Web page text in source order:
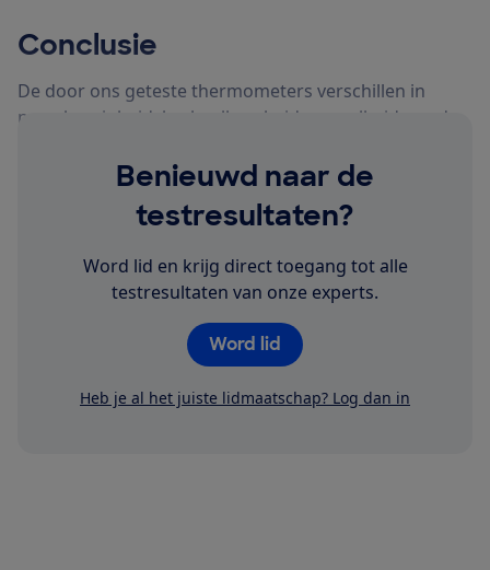
Conclusie
De door ons geteste thermometers verschillen in
nauwkeurigheid, herhaalbaarheid en snelheid van de
Vooral bij de infrarood- of oorthermometers valt op
dat het starten van een meting niet altijd eenvoudig is.
een stootje, maar er zijn ook enkele die de valtest niet
goed doorstaan.
Kortom met behulp van onze test kies je de juiste
thermometer die het beste bij je past.
Benieuwd naar de
testresultaten?
Word lid en krijg direct toegang tot alle
testresultaten van onze experts.
Word lid
Heb je al het juiste lidmaatschap? Log dan in